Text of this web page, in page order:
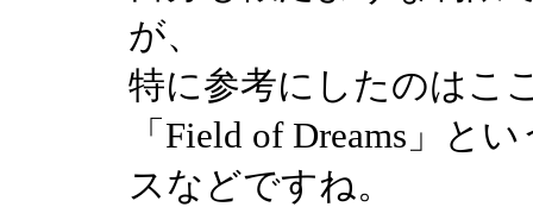
が、
特に参考にしたのはこ
「Field of Dreams」と
スなどですね。